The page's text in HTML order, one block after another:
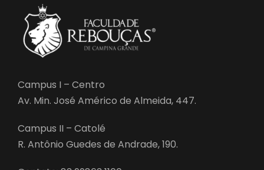
Campus I – Centro
Av. Min. José Américo de Almeida, 447.
Campus II – Catolé
R. Antônio Guedes de Andrade, 190.